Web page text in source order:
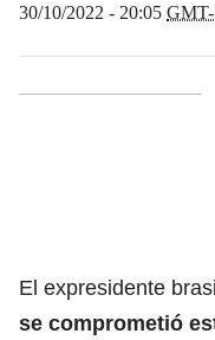
30/10/2022 - 20:05
El expresidente
se comprometió